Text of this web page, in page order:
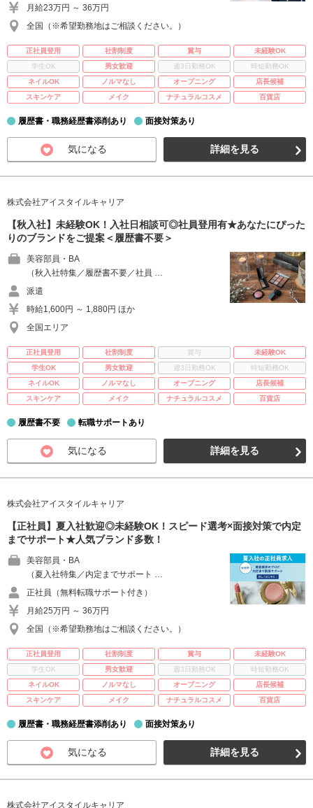
月給23万円 ～ 36万円
全国（※希望勤務地はご相談ください。）
正社員登用 社割制度 賞与
未経験OK
学生OK
男女歓迎 週3日勤務OK
時短勤務OK
ネイルOK
ノルマなし オープニング
店長候補
スキンケア
メイク ナチュラルコスメ 百貨店
履歴書・職務経歴書添削あり 面接対策あり
気になる 詳細を見る
株式会社アイスタイルキャリア
【秋入社】未経験OK！入社日相談可◎社員登用有★あなたにぴった
りのブランドをご提案＜履歴書不要＞
美容部員・BA
（秋入社特集／履歴書不要／社員 …
派遣
時給1,600円 ～ 1,880円 ほか
全国エリア
正社員登用 社割制度 賞与
未経験OK
学生OK
男女歓迎 週3日勤務OK
時短勤務OK
ネイルOK
ノルマなし オープニング
店長候補
スキンケア
メイク ナチュラルコスメ 百貨店
履歴書不要 転職サポートあり
気になる 詳細を見る
株式会社アイスタイルキャリア
【正社員】夏入社歓迎◎未経験OK！スピード選考×面接対策で内定
までサポート★人気ブランド多数！
美容部員・BA
（夏入社特集／内定までサポート …
正社員（無料転職サポート付き）
月給25万円 ～ 36万円
全国（※希望勤務地はご相談ください。）
正社員登用 社割制度 賞与
未経験OK
学生OK
男女歓迎 週3日勤務OK
時短勤務OK
ネイルOK
ノルマなし オープニング
店長候補
スキンケア
メイク ナチュラルコスメ 百貨店
履歴書・職務経歴書添削あり 面接対策あり
気になる 詳細を見る
株式会社アイスタイルキャリア